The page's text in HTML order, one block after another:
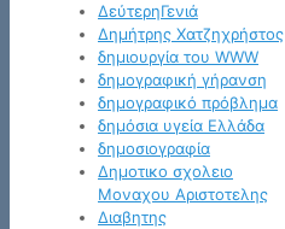
ΔεύτερηΓενιά
Δημήτρης Χατζηχρήστος
δημιουργία του WWW
δημογραφική γήρανση
δημογραφικό πρόβλημα
δημόσια υγεία Ελλάδα
δημοσιογραφία
Δημοτικο σχολειο
Μοναχου Αριστοτελης
Διαβητης